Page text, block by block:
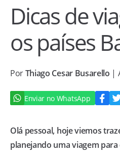
Dicas de
os países
PorThiago Cesar Busarello |
Enviar no WhatsApp
Olá pessoal, hoje viemos
planejando uma viagem para